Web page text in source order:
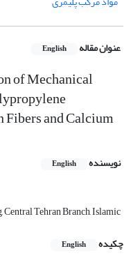
عنوان مقاله English
of Mechanical
and Calcium
نویسنده English
Tehran Branch, Islamic
چکیده
English